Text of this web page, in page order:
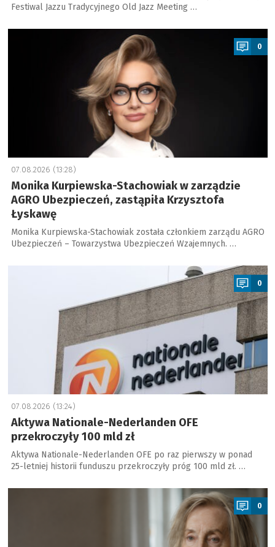
Festiwal Jazzu Tradycyjnego Old Jazz Meeting …
a
0
07.08.2026 (13:28)
Monika Kurpiewska-Stachowiak w zarządzie
AGRO Ubezpieczeń, zastąpiła Krzysztofa
Łyskawę
Monika Kurpiewska-Stachowiak została członkiem zarządu AGRO
Ubezpieczeń – Towarzystwa Ubezpieczeń Wzajemnych. …
0
07.08.2026 (13:24)
Aktywa Nationale-Nederlanden OFE
przekroczyły 100 mld zł
Aktywa Nationale-Nederlanden OFE po raz pierwszy w ponad
25-letniej historii funduszu przekroczyły próg 100 mld zł. …
a
0